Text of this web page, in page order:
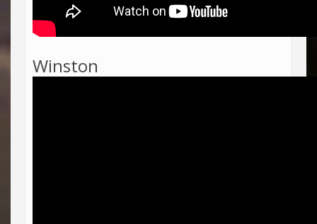
Winston